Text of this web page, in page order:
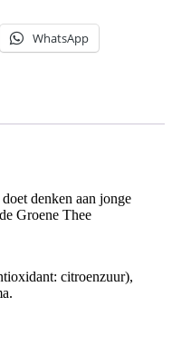
WhatsApp
denken aan jonge
Groene Thee
citroenzuur),